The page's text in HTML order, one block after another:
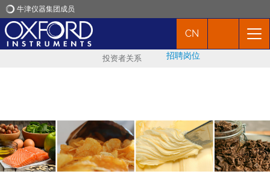
牛津仪器集团成员
新闻
CN
投资者关系 招聘岗位